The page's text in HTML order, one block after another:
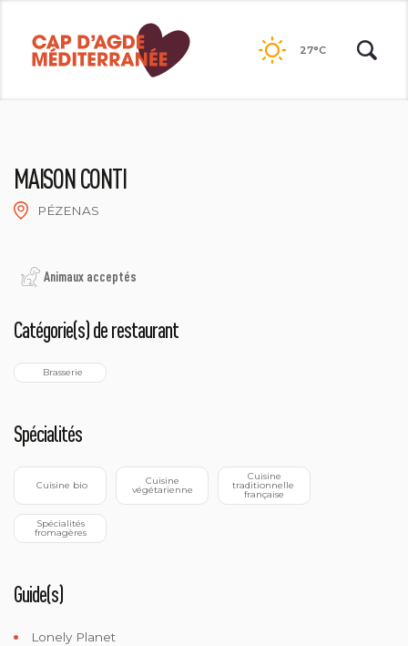
contenu
27°C
MAISON CONTI
PÉZENAS
Animaux acceptés
Catégorie(s) de restaurant
  Brasserie
Spécialités
Cuisine bio végétarienne traditionnelle
française
fromagères
Guide(s)
Lonely Planet